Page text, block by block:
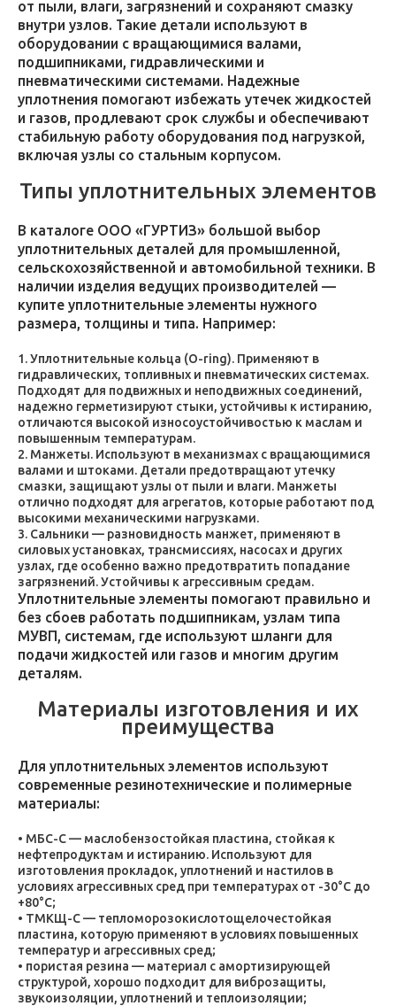
от пыли, влаги, загрязнений и сохраняют смазку
внутри узлов. Такие детали используют в
оборудовании с вращающимися валами,
подшипниками, гидравлическими и
пневматическими системами. Надежные
уплотнения помогают избежать утечек жидкостей
и газов, продлевают срок службы и обеспечивают
стабильную работу оборудования под нагрузкой,
включая узлы со стальным корпусом.
Типы уплотнительных элементов
В каталоге ООО «ГУРТИЗ» большой выбор
уплотнительных деталей для промышленной,
сельскохозяйственной и автомобильной техники. В
наличии изделия ведущих производителей —
купите уплотнительные элементы нужного
размера, толщины и типа. Например:
Уплотнительные кольца (O-ring). Применяют в
гидравлических, топливных и пневматических системах.
Подходят для подвижных и неподвижных соединений,
надежно герметизируют стыки, устойчивы к истиранию,
отличаются высокой износоустойчивостью к маслам и
повышенным температурам.
Манжеты. Используют в механизмах с вращающимися
валами и штоками. Детали предотвращают утечку
смазки, защищают узлы от пыли и влаги. Манжеты
отлично подходят для агрегатов, которые работают под
высокими механическими нагрузками.
Сальники — разновидность манжет, применяют в
силовых установках, трансмиссиях, насосах и других
узлах, где особенно важно предотвратить попадание
загрязнений. Устойчивы к агрессивным средам.
Уплотнительные элементы помогают правильно и
без сбоев работать подшипникам, узлам типа
МУВП, системам, где используют шланги для
подачи жидкостей или газов и многим другим
деталям.
Материалы изготовления и их
преимущества
Для уплотнительных элементов используют
современные резинотехнические и полимерные
материалы:
МБС-С — маслобензостойкая пластина, стойкая к
нефтепродуктам и истиранию. Используют для
изготовления прокладок, уплотнений и настилов в
условиях агрессивных сред при температурах от -30°C до
+80°C;
ТМКЩ-С — тепломорозокислотощелочестойкая
пластина, которую применяют в условиях повышенных
температур и агрессивных сред;
пористая резина — материал с амортизирующей
структурой, хорошо подходит для виброзащиты,
звукоизоляции, уплотнений и теплоизоляции;